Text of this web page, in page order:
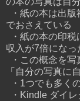
・紙の本は出版
でおさえている
・紙の本の印税
収入が7倍になっ
・この概念を写
「自分の写真に
・1つでも多く
・Kindle ダイ